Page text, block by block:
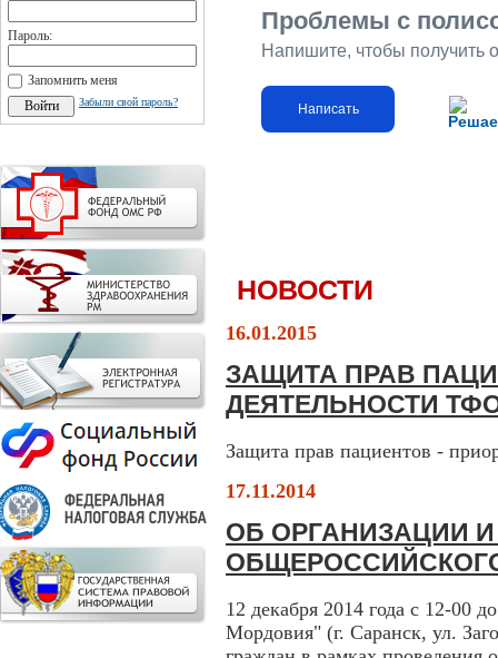
Пароль:
Запомнить меня
Забыли свой пароль?
Проблемы с
Напишите, чтобы получить
Написать
НОВОСТИ
16.01.2015
ЗАЩИТА ПРАВ
ДЕЯТЕЛЬНОСТИ
Защита прав пациентов -
17.11.2014
ОБ ОРГАНИЗАЦИИ
12 декабря 2014 года с 12-
Мордовия" (г. Саранск, ул.